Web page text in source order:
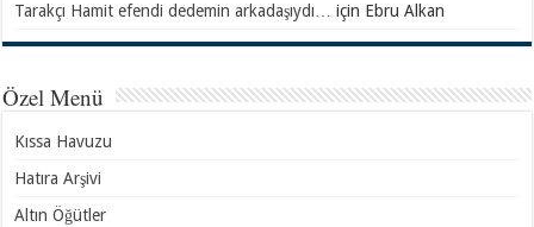
Tarakçı Hamit efendi dedemin arkadaşıydı…
için Ebru Alkan
Özel Menü
Kıssa Havuzu
Hatıra Arşivi
Altın Öğütler